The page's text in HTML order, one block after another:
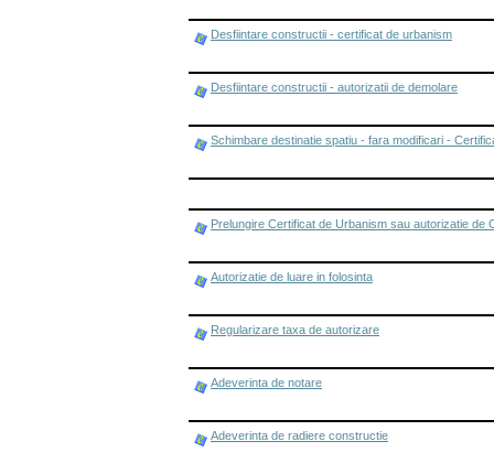
Desfiintare constructii - certificat de urbanism
Desfiintare constructii - autorizatii de demolare
Schimbare destinatie spatiu - fara modificari -
Prelungire Certificat de Urbanism sau autorizatie de
Autorizatie de luare in folosinta
Regularizare taxa de autorizare
Adeverinta de notare
Adeverinta de radiere constructie